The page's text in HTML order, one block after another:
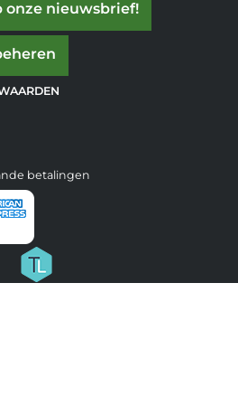
onze nieuwsbrief!
betalingen